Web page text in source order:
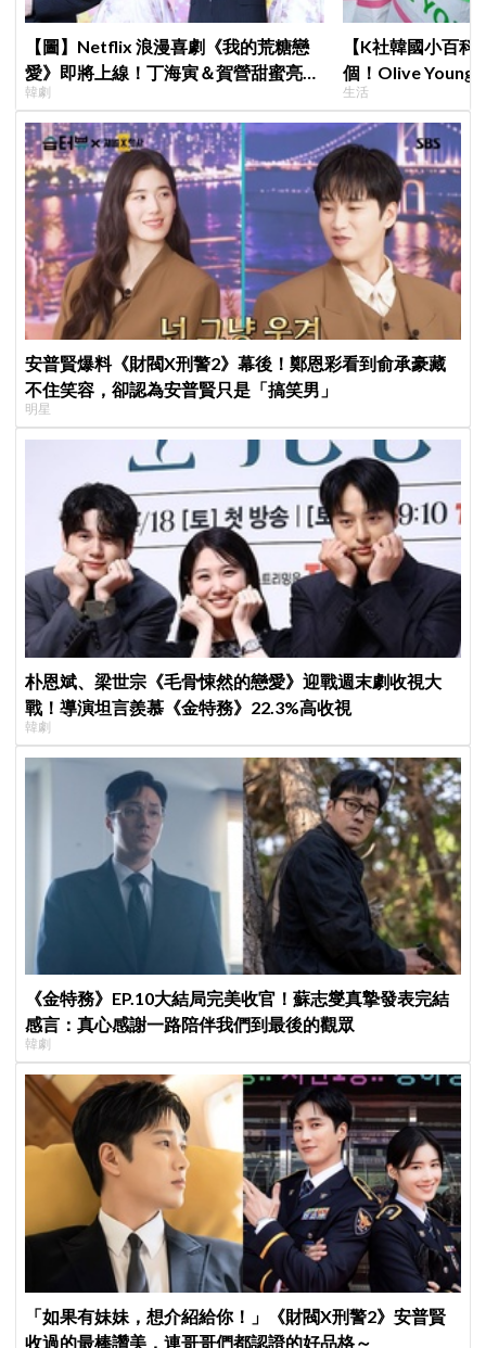
【圖】Netflix 浪漫喜劇《我的荒糖戀
愛》即將上線！丁海寅＆賀營甜蜜亮相
製作發表會，甜蜜CP化學反應引期待
韓劇
【K社韓國小百
個！Olive Young
遊客，機場「人
生活
安普賢爆料《財閥X刑警2》幕後！鄭恩彩看到俞承豪藏
不住笑容，卻認為安普賢只是「搞笑男」
明星
朴恩斌、梁世宗《毛骨悚然的戀愛》迎戰週末劇收視大
戰！導演坦言羨慕《金特務》22.3%高收視
韓劇
《金特務》EP.10大結局完美收官！蘇志燮真摯發表完結
感言：真心感謝一路陪伴我們到最後的觀眾
韓劇
「如果有妹妹，想介紹給你！」《財閥X刑警2》安普賢
收過的最棒讚美，連哥哥們都認證的好品格～